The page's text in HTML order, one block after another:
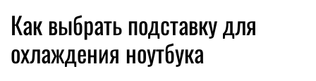
Как выбрать подставку для
охлаждения ноутбука